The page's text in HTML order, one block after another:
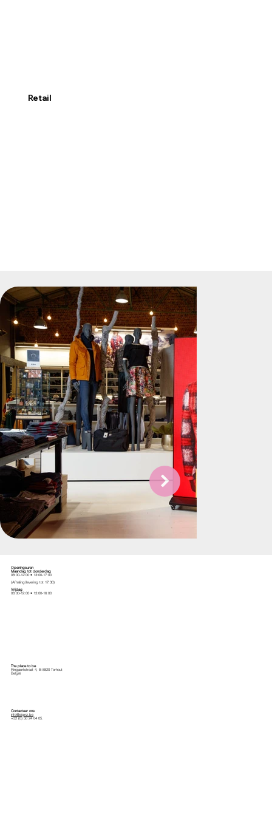
Retail
The place to be
Ringaertstraat 4, B-8820 Torhout
België
Openingsuren
Maandag tot donderdag
08:00-12:00 • 13:00-17:00
(Afhaling/levering tot 17:30)
Vrijdag
08:00-12:00 • 13:00-16:00
Contacteer ons
info@signz.be
+32 (0) 50 24 04 05.